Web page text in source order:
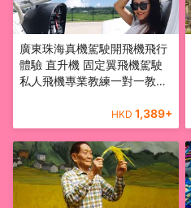
廣東珠海真機駕駛開飛機飛行
體驗 直升機 固定翼飛機駕駛
私人飛機專業教練一對一教學
HKD 1,389+